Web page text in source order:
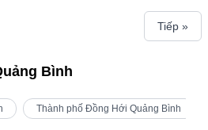
Tiếp »
Bình
Thành phố Đồng Hới Quảng Bình